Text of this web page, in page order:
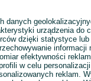
danych
urządzenia do
dzięki statystyce
informacji
efektywności
w celu
reklam.